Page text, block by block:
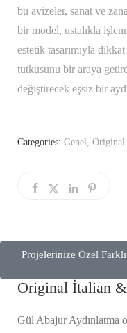
bu avizeler, sanat ve
bir model, ustalıkla
estetik tasarımıyla
tutkusunu bir araya
değiştirecek eşsiz bir
Categories: Genel , Original
Projelerinize Özel
Original İtalian
Gül Abajur Aydınlatma